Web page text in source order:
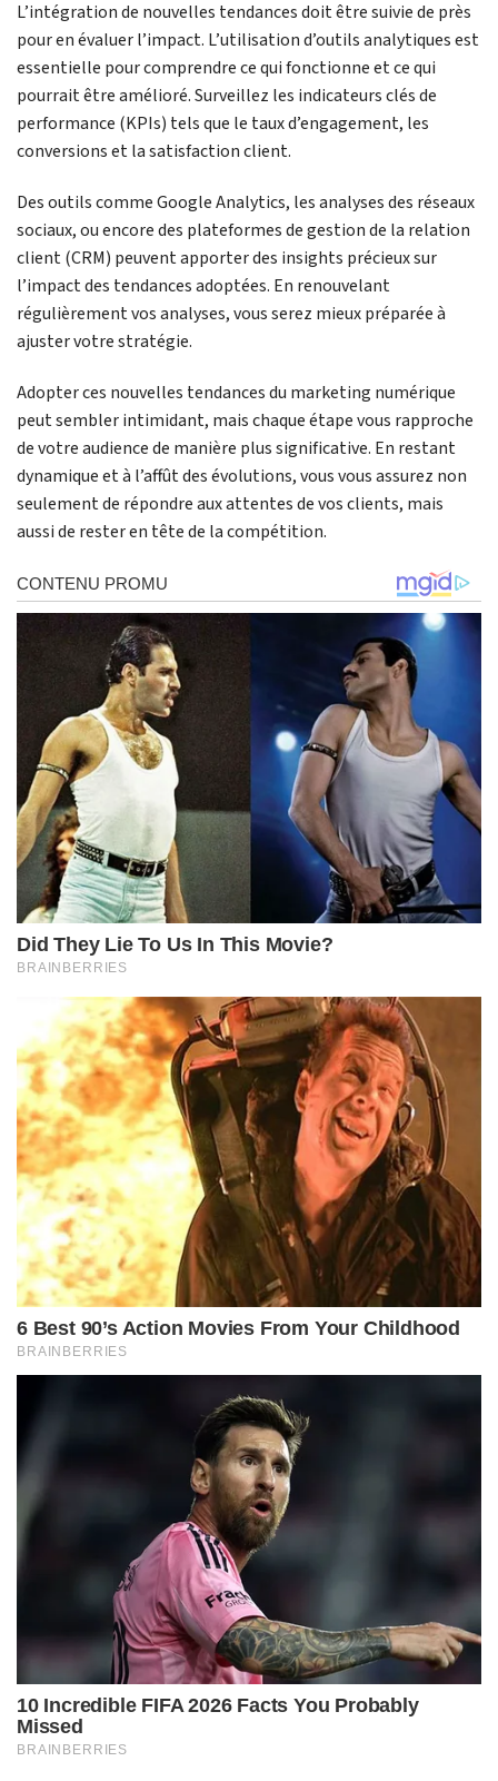
L’intégration de nouvelles tendances doit être suivie de près
pour en évaluer l’impact. L’utilisation d’outils analytiques est
essentielle pour comprendre ce qui fonctionne et ce qui
pourrait être amélioré. Surveillez les indicateurs clés de
performance (KPIs) tels que le taux d’engagement, les
conversions et la satisfaction client.
Des outils comme Google Analytics, les analyses des réseaux
sociaux, ou encore des plateformes de gestion de la relation
client (CRM) peuvent apporter des insights précieux sur
l’impact des tendances adoptées. En renouvelant
régulièrement vos analyses, vous serez mieux préparée à
ajuster votre stratégie.
Adopter ces nouvelles tendances du marketing numérique
peut sembler intimidant, mais chaque étape vous rapproche
de votre audience de manière plus significative. En restant
dynamique et à l’affût des évolutions, vous vous assurez non
seulement de répondre aux attentes de vos clients, mais
aussi de rester en tête de la compétition.